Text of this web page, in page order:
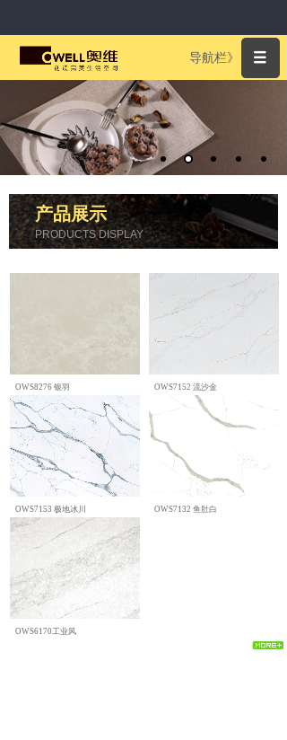
导航栏》
产品展示
PRODUCTS DISPLAY
OWS8276 银羽 OWS7152 流沙金
OWS7153 极地冰川 OWS7132 鱼肚白
OWS6170工业风